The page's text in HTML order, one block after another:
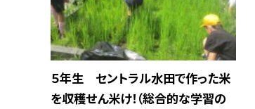
５年生 セントラル水田で作った米
を収穫せん米け！（総合的な学習の